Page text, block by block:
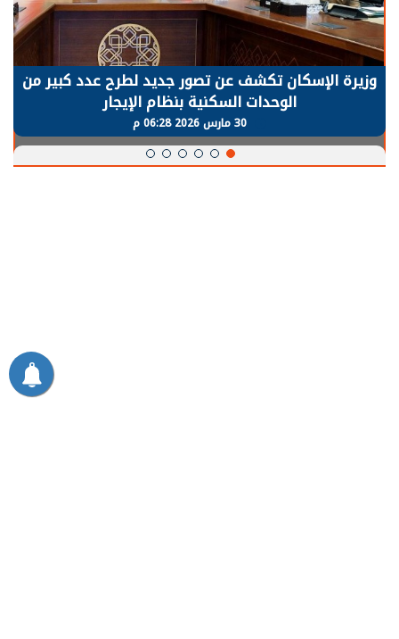
وزيرة الإسكان تكشف عن تصور جديد لطرح عدد كبير من
الوحدات السكنية بنظام الإيجار